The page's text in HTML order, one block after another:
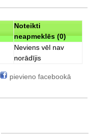
Noteikti
neapmeklēs (0)
Neviens vēl nav
norādījis
pievieno facebookā